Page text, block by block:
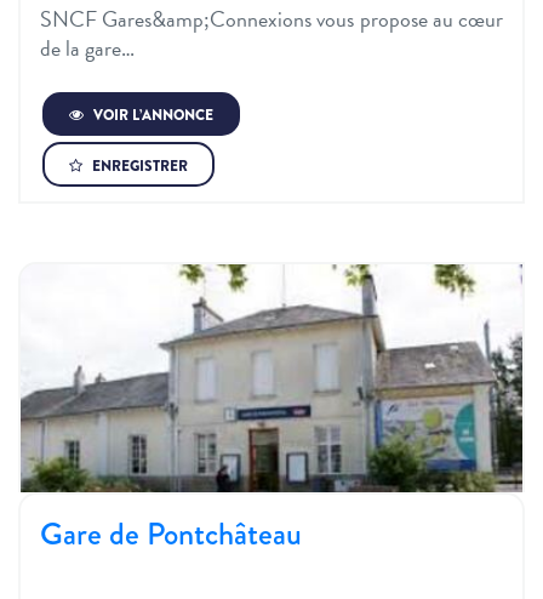
SNCF Gares&amp;Connexions vous propose au cœur
de la gare…
VOIR L’ANNONCE
ENREGISTRER
Gare de Pontchâteau